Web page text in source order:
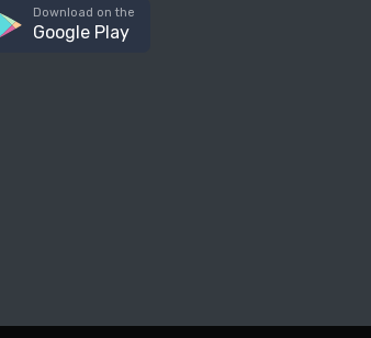
Download on the
Google Play